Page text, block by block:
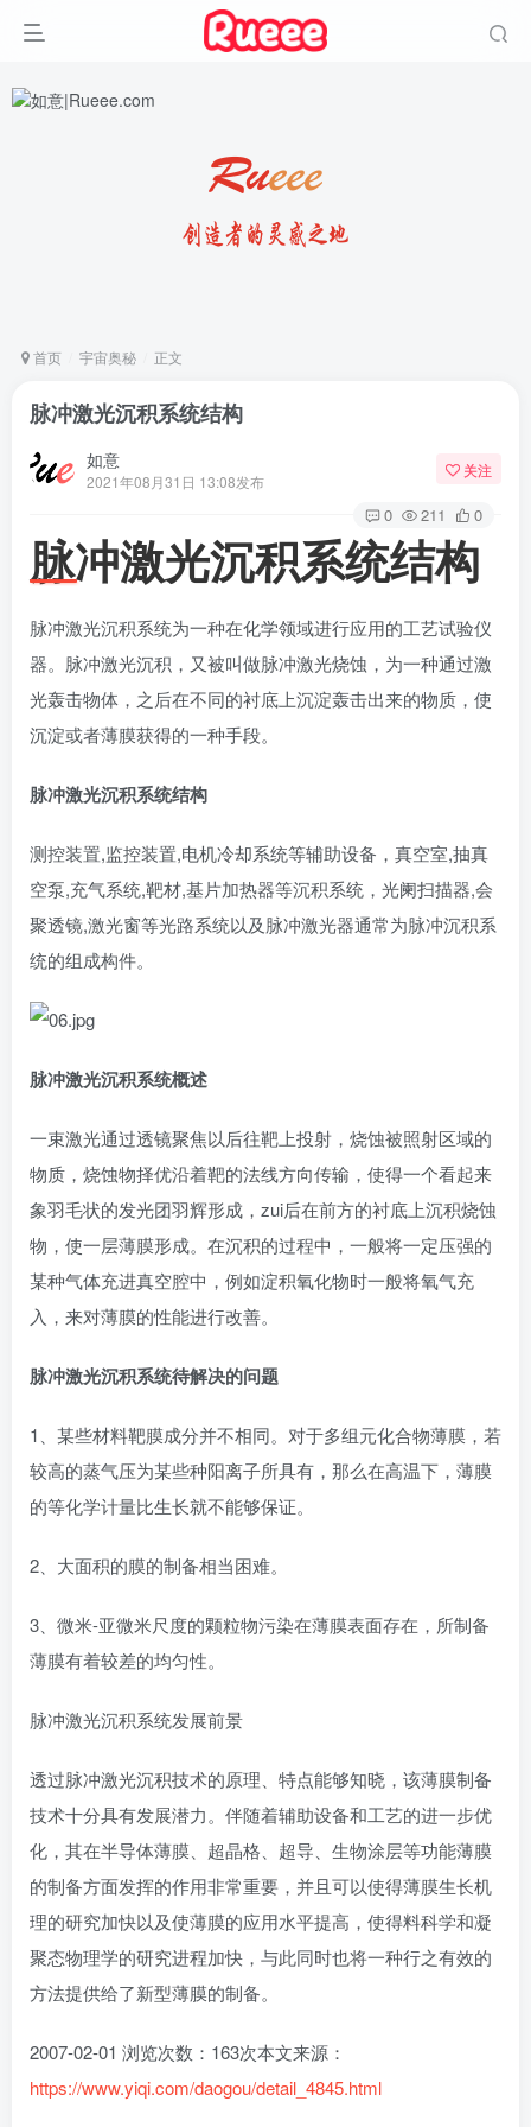
首页 宇宙奥秘 正文
脉冲激光沉积系统结构
如意
2021年08月31日 13:08发布
关注
0 211 0
脉冲激光沉积系统结构
脉冲激光沉积系统为一种在化学领域进行应用的工艺试验仪
器。脉冲激光沉积，又被叫做脉冲激光烧蚀，为一种通过激
光轰击物体，之后在不同的衬底上沉淀轰击出来的物质，使
沉淀或者薄膜获得的一种手段。
脉冲激光沉积系统结构
测控装置,监控装置,电机冷却系统等辅助设备，真空室,抽真
空泵,充气系统,靶材,基片加热器等沉积系统，光阑扫描器,会
聚透镜,激光窗等光路系统以及脉冲激光器通常为脉冲沉积系
统的组成构件。
脉冲激光沉积系统概述
一束激光通过透镜聚焦以后往靶上投射，烧蚀被照射区域的
物质，烧蚀物择优沿着靶的法线方向传输，使得一个看起来
象羽毛状的发光团羽辉形成，zui后在前方的衬底上沉积烧蚀
物，使一层薄膜形成。在沉积的过程中，一般将一定压强的
某种气体充进真空腔中，例如淀积氧化物时一般将氧气充
入，来对薄膜的性能进行改善。
脉冲激光沉积系统待解决的问题
1、某些材料靶膜成分并不相同。对于多组元化合物薄膜，若
较高的蒸气压为某些种阳离子所具有，那么在高温下，薄膜
的等化学计量比生长就不能够保证。
2、大面积的膜的制备相当困难。
3、微米-亚微米尺度的颗粒物污染在薄膜表面存在，所制备
薄膜有着较差的均匀性。
脉冲激光沉积系统发展前景
透过脉冲激光沉积技术的原理、特点能够知晓，该薄膜制备
技术十分具有发展潜力。伴随着辅助设备和工艺的进一步优
化，其在半导体薄膜、超晶格、超导、生物涂层等功能薄膜
的制备方面发挥的作用非常重要，并且可以使得薄膜生长机
理的研究加快以及使薄膜的应用水平提高，使得料科学和凝
聚态物理学的研究进程加快，与此同时也将一种行之有效的
方法提供给了新型薄膜的制备。
2007-02-01 浏览次数：163次本文来源：
https://www.yiqi.com/daogou/detail_4845.html